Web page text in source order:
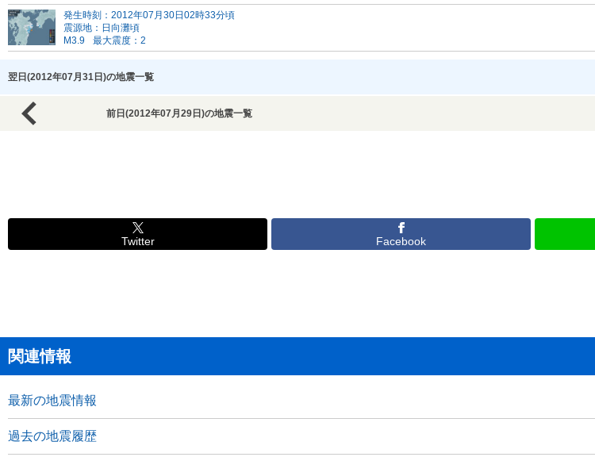
発生時刻：2012年07月30日02時33分頃
震源地：日向灘頃
M3.9
最大震度：2
翌日(2012年07月31日)の地震一覧
前日(2012年07月29日)の地震一覧
Twitter Facebook
関連情報
最新の地震情報
過去の地震履歴